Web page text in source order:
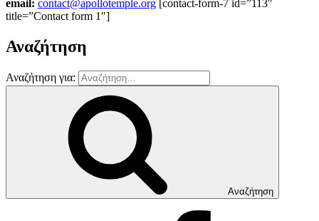
email: contact@apollotemple.org [contact-form-7 id=”113″
title=”Contact form 1″]
Αναζήτηση
Αναζήτηση για:
Αναζήτηση